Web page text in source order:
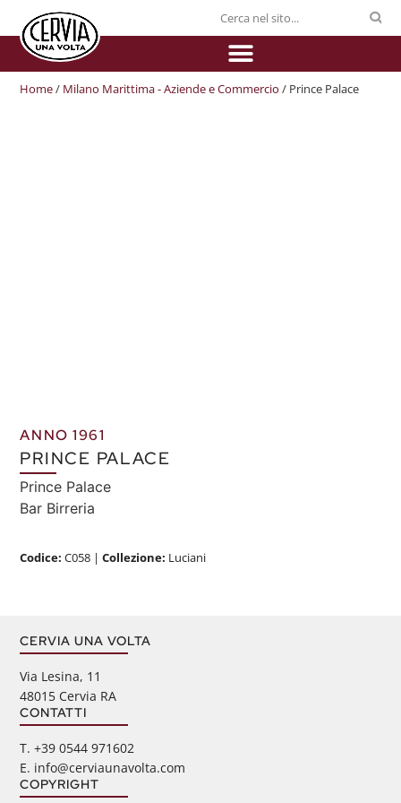
Home/ Milano Marittima - Aziende e Commercio / Prince Palace
ANNO 1961
PRINCE PALACE
Prince Palace
Bar Birreria
Codice:C058 |Collezione: Luciani
CERVIA UNA VOLTA
Via Lesina, 11
48015 Cervia RA
CONTATTI
‭T. +39 0544 971602
E. info@cerviaunavolta.com
COPYRIGHT